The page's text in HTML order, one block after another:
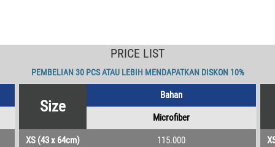
PRICE LIST
PEMBELIAN 30 PCS ATAU LEBIH MENDAPATKAN DISKON 10%
Size
Bahan
Microfiber
XS (43 x 64cm) 115.000